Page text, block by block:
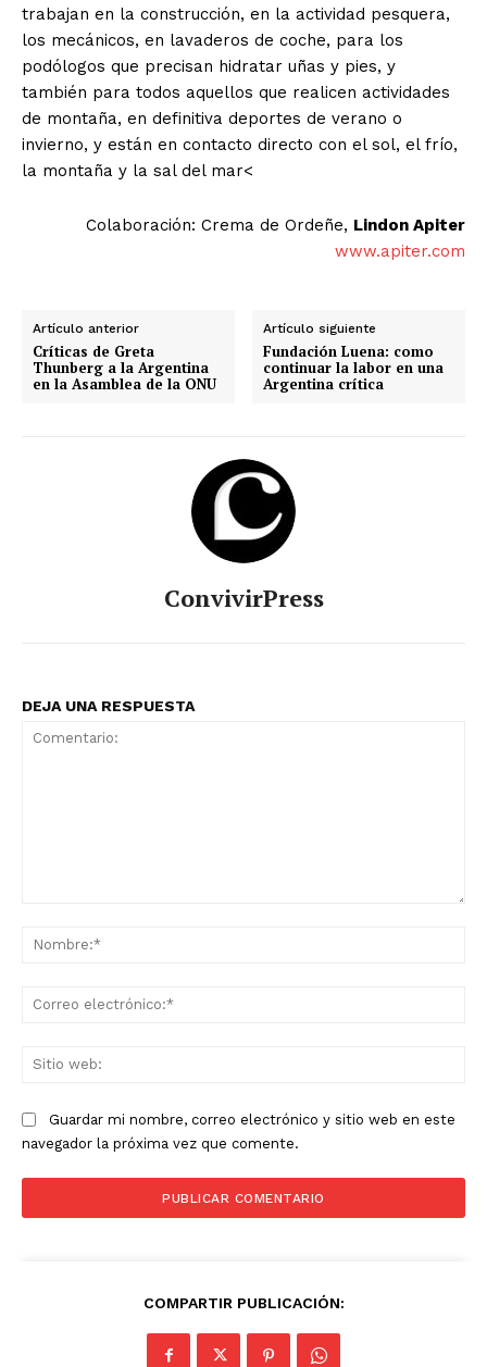
trabajan en la construcción, en la actividad pesquera,
los mecánicos, en lavaderos de coche, para los
podólogos que precisan hidratar uñas y pies, y
también para todos aquellos que realicen actividades
de montaña, en definitiva deportes de verano o
invierno, y están en contacto directo con el sol, el frío,
la montaña y la sal del mar<
Colaboración: Crema de Ordeñe, Lindon Apiter
www.apiter.com
Artículo anterior
Críticas de Greta
Thunberg a la Argentina
en la Asamblea de la ONU
Artículo siguiente
Fundación Luena: como
continuar la labor en una
Argentina crítica
ConvivirPress
DEJA UNA RESPUESTA
Guardar mi nombre, correo electrónico y sitio web en este
navegador la próxima vez que comente.
COMPARTIR PUBLICACIÓN: